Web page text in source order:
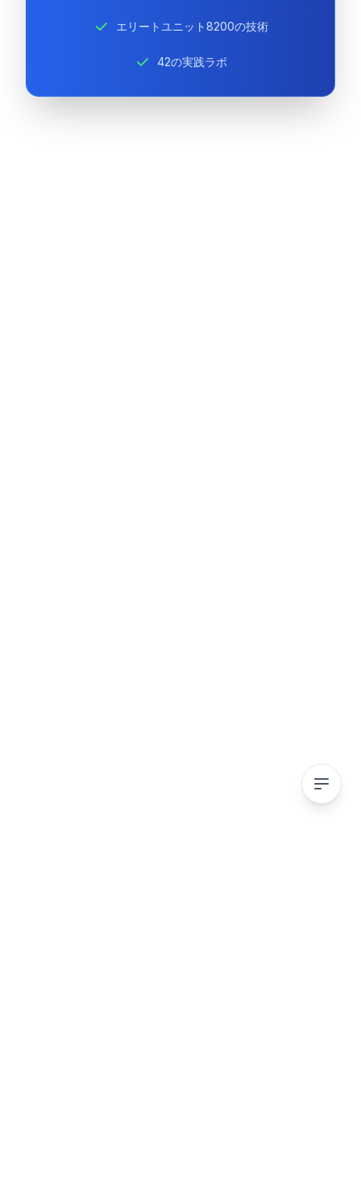
エリートユニット8200の技術
42の実践ラボ